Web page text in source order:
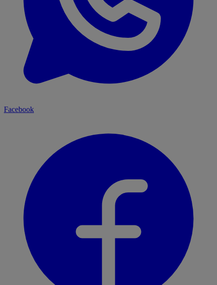
Facebook